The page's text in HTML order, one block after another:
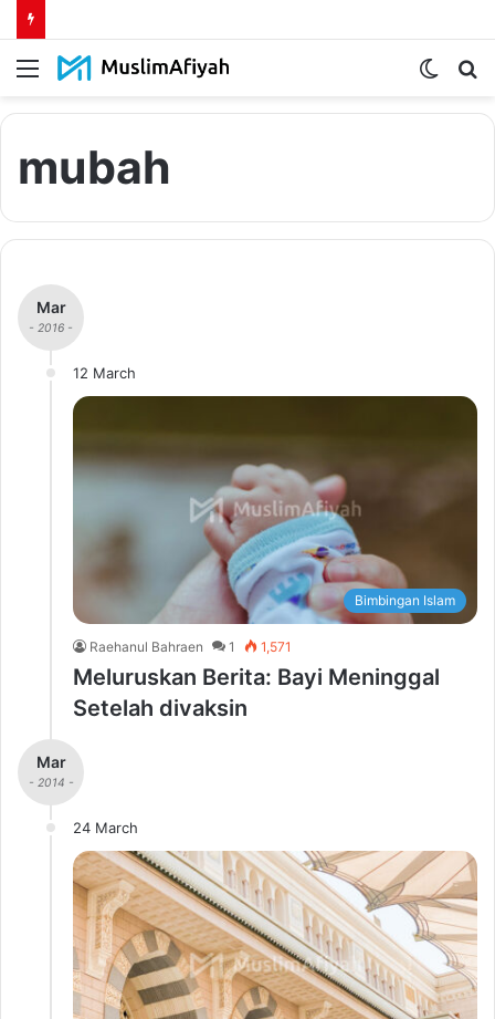
Menu
Switch
mubah
Mar
- 2016 -
12 March
Bimbingan Islam
Raehanul Bahraen 1 1,571
Meluruskan Berita: Bayi Meninggal
Setelah divaksin
Mar
- 2014 -
24 March